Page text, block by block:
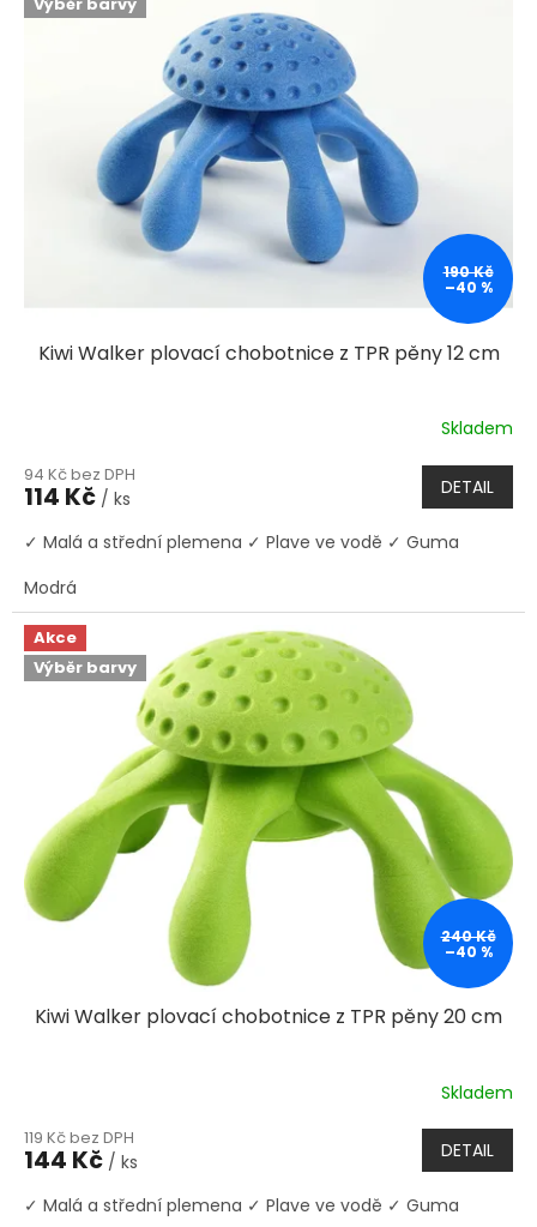
190 Kč
–40 %
Kiwi Walker plovací chobotnice z TPR pěny 12 cm
Skladem
94 Kč bez DPH
114 Kč / ks DETAIL
✓ Malá a střední plemena ✓ Plave ve vodě ✓ Guma
Modrá
Akce
Výběr barvy
240 Kč
–40 %
Kiwi Walker plovací chobotnice z TPR pěny 20 cm
Skladem
119 Kč bez DPH
144 Kč / ks DETAIL
✓ Malá a střední plemena ✓ Plave ve vodě ✓ Guma